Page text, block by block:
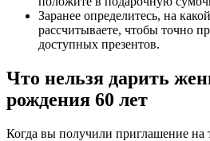
Заранее определитесь, на
рассчитываете, чтобы точно
доступных презентов.
Что нельзя дарить
рождения 60 лет
Когда вы получили приглашение на